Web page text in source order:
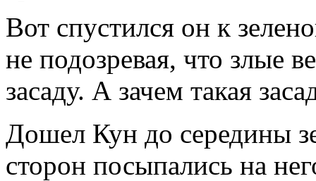
Вот спустился он к
не подозревая, что злые
засаду. А зачем такая
Дошел Кун до середины
сторон посыпались на